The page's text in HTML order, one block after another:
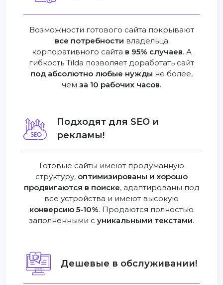
Возможности готового сайта покрывают
все потребности владельца
корпоративного сайта в 95% случаев. А
гибкость Tilda позволяет доработать сайт
под абсолютно любые нужды не более,
чем за 10 рабочих часов.
Подходят для SEO и
рекламы!
Готовые сайты имеют продуманную
структуру, оптимизированы и хорошо
продвигаются в поиске, адаптированы под
все устройства и имеют высокую
конверсию 5-10%. Продаются полностью
заполненными с уникальными текстами.
Дешевые в обслуживании!